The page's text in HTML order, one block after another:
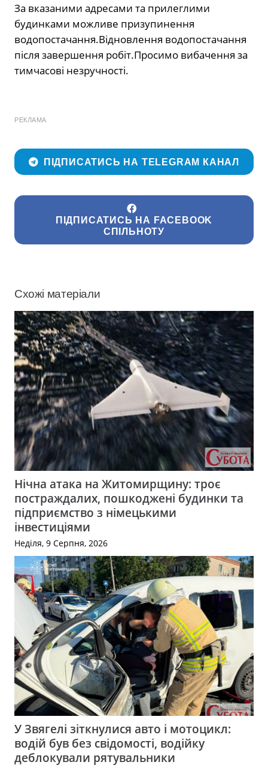
За вказаними адресами та прилеглими
будинками можливе призупинення
водопостачання.Відновлення водопостачання
після завершення робіт.Просимо вибачення за
тимчасові незручності.
РЕКЛАМА
ПІДПИСАТИСЬ НА TELEGRAM КАНАЛ
ПІДПИСАТИСЬ НА FACEBOOK
СПІЛЬНОТУ
Схожі матеріали
Нічна атака на Житомирщину: троє
постраждалих, пошкоджені будинки та
підприємство з німецькими
інвестиціями
Неділя, 9 Серпня, 2026
У Звягелі зіткнулися авто і мотоцикл:
водій був без свідомості, водійку
деблокували рятувальники